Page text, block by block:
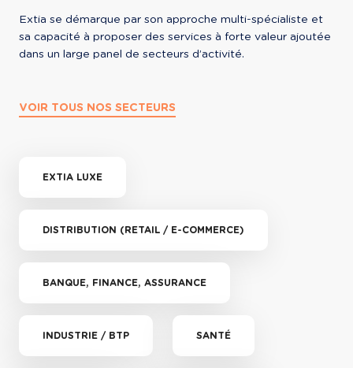
Extia se démarque par son approche multi-spécialiste et
sa capacité à proposer des services à forte valeur ajoutée
dans un large panel de secteurs d’activité.
VOIR TOUS NOS SECTEURS
EXTIA LUXE
DISTRIBUTION (RETAIL / E-COMMERCE)
BANQUE, FINANCE, ASSURANCE
INDUSTRIE / BTP SANTÉ